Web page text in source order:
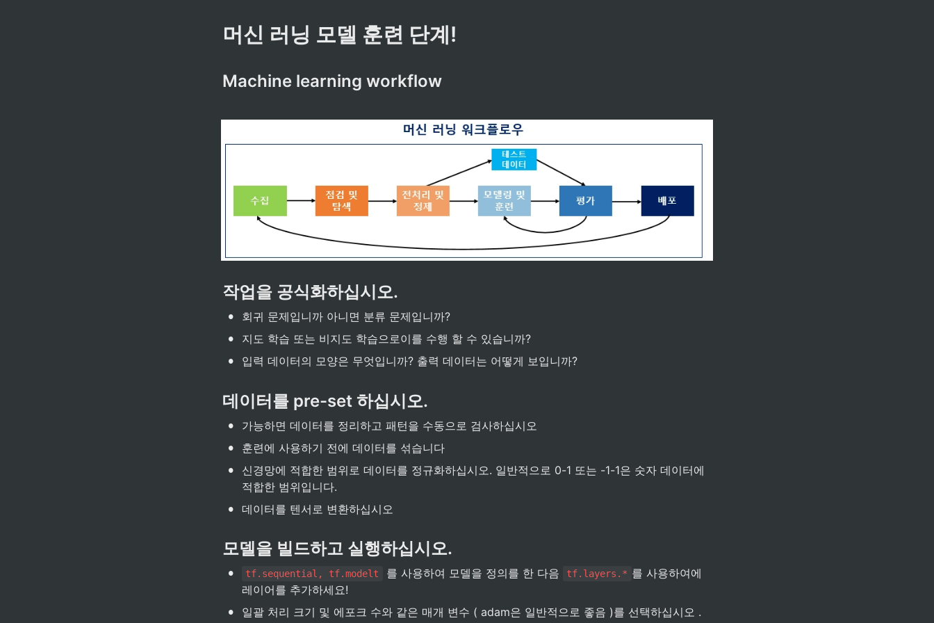
머신 러닝 모델 훈련 단계!
Machine learning workflow
작업을 공식화하십시오.
• 회귀 문제입니까 아니면 분류 문제입니까?
• 지도 학습 또는 비지도 학습으로이를 수행 할 수 있습니까?
• 입력 데이터의 모양은 무엇입니까? 출력 데이터는 어떻게 보입니까?
데이터를 pre-set 하십시오.
• 가능하면 데이터를 정리하고 패턴을 수동으로 검사하십시오
• 훈련에 사용하기 전에 데이터를 섞습니다
• 신경망에 적합한 범위로 데이터를 정규화하십시오. 일반적으로 0-1 또는 -1-1은 숫자 데이터에
적합한 범위입니다.
• 데이터를 텐서로 변환하십시오
모델을 빌드하고 실행하십시오.
• tf.sequential, tf.modelt 를 사용하여 모델을 정의를 한 다음 tf.layers.* 를 사용하여에
레이어를 추가하세요!
• 일괄 처리 크기 및 에포크 수와 같은 매개 변수 ( adam은 일반적으로 좋음 )를 선택하십시오 .